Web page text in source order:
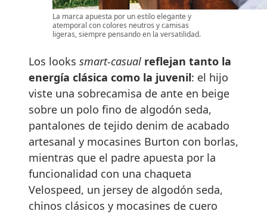
La marca apuesta por un estilo elegante y
atemporal con colores neutros y camisas
ligeras, siempre pensando en la versatilidad.
Los looks smart-casual reflejan tanto la
energía clásica como la juvenil: el hijo
viste una sobrecamisa de ante en beige
sobre un polo fino de algodón seda,
pantalones de tejido denim de acabado
artesanal y mocasines Burton con borlas,
mientras que el padre apuesta por la
funcionalidad con una chaqueta
Velospeed, un jersey de algodón seda,
chinos clásicos y mocasines de cuero